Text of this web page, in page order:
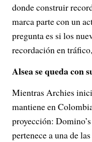
donde construir
marca parte con un
pregunta es si los
recordación en
Alsea se queda con
Mientras Archies
mantiene en
proyección:
pertenece a una de